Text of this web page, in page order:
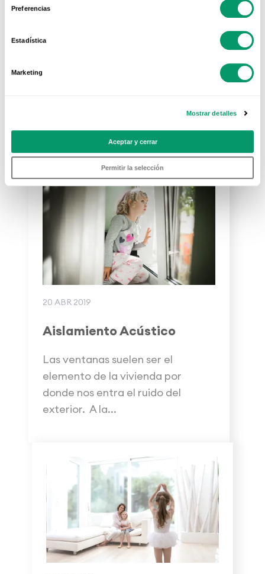
Preferencias
Estadística
Marketing
Mostrar detalles
Aceptar y cerrar
Permitir la selección
Más visto
20 ABR 2019
Aislamiento Acústico
Las ventanas suelen ser el
elemento de la vivienda por
donde nos entra el ruido del
exterior. A la...